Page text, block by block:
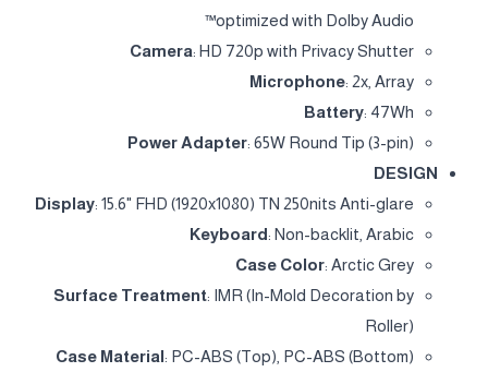
optimized with Dolby Audio™
Camera: HD 720p with Privacy Shutter
Microphone: 2x, Array
Battery: 47Wh
Power Adapter: 65W Round Tip (3-pin)
DESIGN
Display: 15.6" FHD (1920x1080) TN 250nits Anti-glare
Keyboard: Non-backlit, Arabic
Case Color: Arctic Grey
Surface Treatment: IMR (In-Mold Decoration by
Roller)
Case Material: PC-ABS (Top), PC-ABS (Bottom)